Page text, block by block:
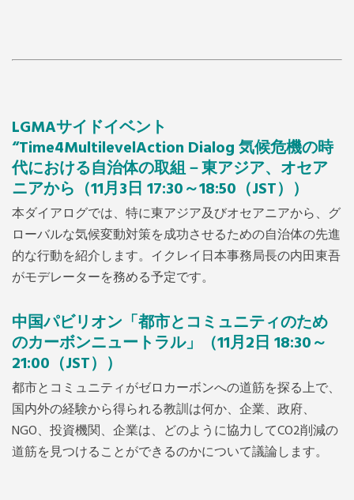
LGMAサイドイベント
“Time4MultilevelAction Dialog 気候危機の時
代における自治体の取組－東アジア、オセア
ニアから （11月3日 17:30～18:50（JST））
本ダイアログでは、特に東アジア及びオセアニアから、グ
ローバルな気候変動対策を成功させるための自治体の先進
的な行動を紹介します。イクレイ日本事務局長の内田東吾
がモデレーターを務める予定です。
中国パビリオン「都市とコミュニティのため
のカーボンニュートラル」
（11月2日 18:30～
21:00（JST））
都市とコミュニティがゼロカーボンへの道筋を探る上で、
国内外の経験から得られる教訓は何か、企業、政府、
NGO、投資機関、企業は、どのように協力してCO2削減の
道筋を見つけることができるのかについて議論します。